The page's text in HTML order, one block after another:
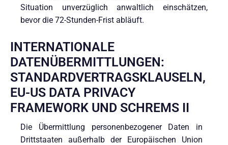
Situation unverzüglich anwaltlich einschätzen,
bevor die 72-Stunden-Frist abläuft.
INTERNATIONALE
DATENÜBERMITTLUNGEN:
STANDARDVERTRAGSKLAUSELN,
EU-US DATA PRIVACY
FRAMEWORK UND SCHREMS II
Die Übermittlung personenbezogener Daten in
Drittstaaten außerhalb der Europäischen Union